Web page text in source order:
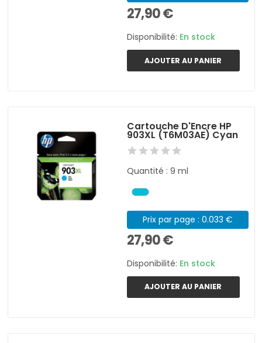
27,90 €
Disponibilité: En stock
AJOUTER AU PANIER
Cartouche D'Encre HP
903XL (T6M03AE) Cyan
Quantité : 9 ml
Prix par page : 0.033 €
27,90 €
Disponibilité: En stock
AJOUTER AU PANIER